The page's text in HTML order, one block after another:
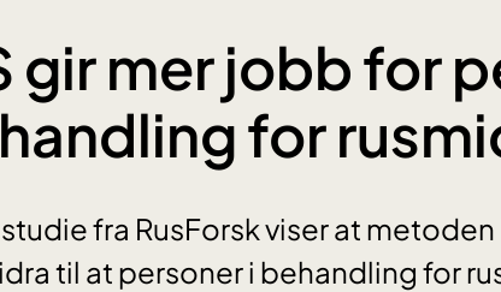
gir mer jobb for
for
studie fra RusForsk viser at
til at personer i behandling for